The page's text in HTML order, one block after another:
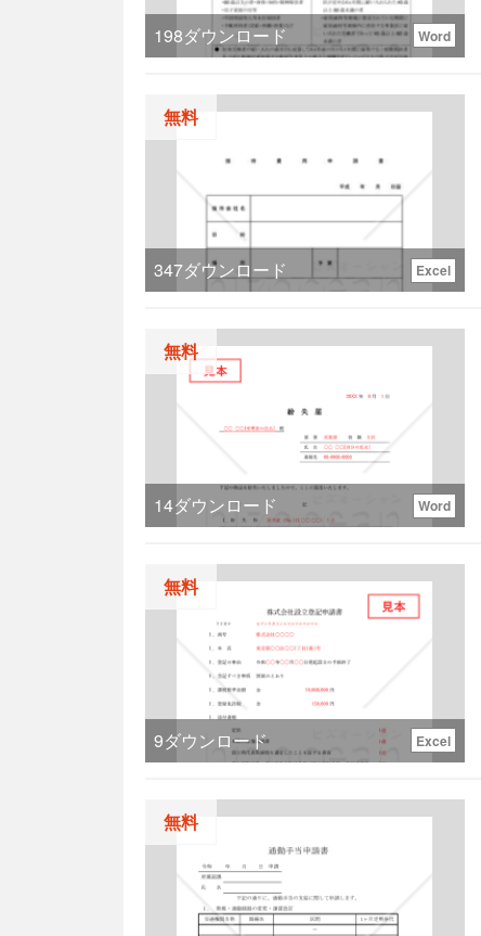
198ダウンロード Word
無料
347ダウンロード Excel
無料
14ダウンロード Word
無料
9ダウンロード Excel
無料